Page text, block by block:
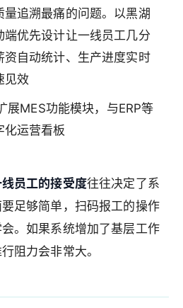
追溯最痛的问题。以黑湖
优先设计让一线员工几分
自动统计、生产进度实时
见效
展MES功能模块，与ERP等
化运营看板
员工的接受度往往决定了系
足够简单，扫码报工的操作
。如果系统增加了基层工作
阻力会非常大。